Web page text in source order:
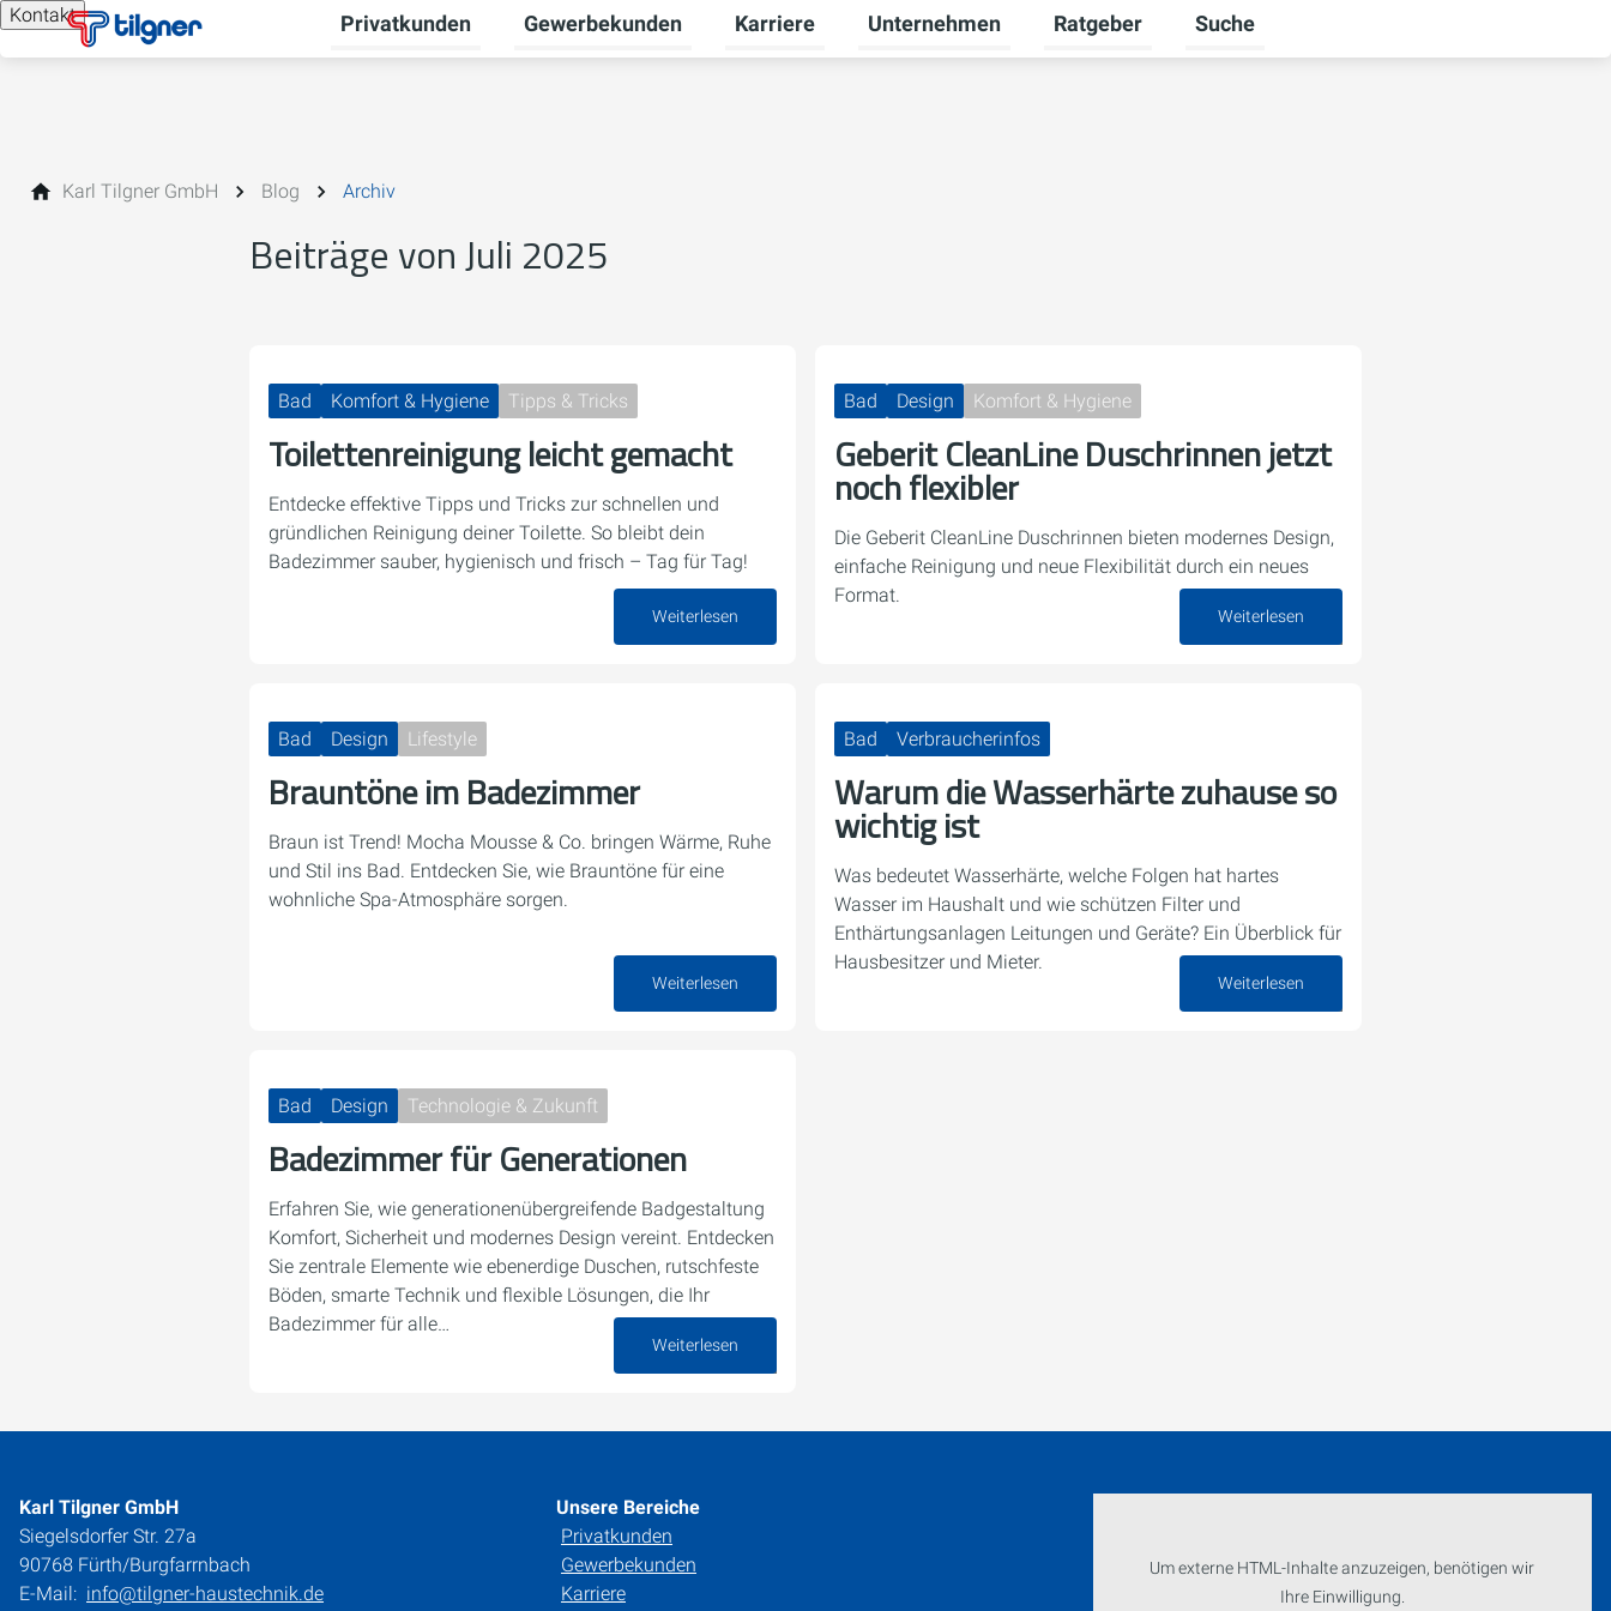
Kontakt Privatkunden
Untermenü für Privatkunden umschalten
Gewerbekunden
Untermenü für Gewerbekunden umschalten
Karriere
Untermenü für Karriere umschalten
Unternehmen
Untermenü für Unternehmen umschalten
Ratgeber
Untermenü für Ratgeber umschalten
Suche
Karl Tilgner GmbH Blog Archiv
Beiträge von Juli 2025
Bad Komfort & Hygiene Tipps & Tricks
Toilettenreinigung leicht gemacht
Entdecke effektive Tipps und Tricks zur schnellen und
gründlichen Reinigung deiner Toilette. So bleibt dein
Badezimmer sauber, hygienisch und frisch – Tag für Tag!
30. Juli 2025
Weiterlesen
Bad Design Komfort & Hygiene
Geberit CleanLine Duschrinnen jetzt
noch flexibler
Die Geberit CleanLine Duschrinnen bieten modernes Design,
einfache Reinigung und neue Flexibilität durch ein neues
Format.
Weiterlesen
Bad Design Lifestyle
Brauntöne im Badezimmer
Braun ist Trend! Mocha Mousse & Co. bringen Wärme, Ruhe
und Stil ins Bad. Entdecken Sie, wie Brauntöne für eine
wohnliche Spa-Atmosphäre sorgen.
Weiterlesen
Bad Verbraucherinfos
Warum die Wasserhärte zuhause so
wichtig ist
Was bedeutet Wasserhärte, welche Folgen hat hartes
Wasser im Haushalt und wie schützen Filter und
Enthärtungsanlagen Leitungen und Geräte? Ein Überblick für
Hausbesitzer und Mieter.
Weiterlesen
Bad Design Technologie & Zukunft
Badezimmer für Generationen
Erfahren Sie, wie generationenübergreifende Badgestaltung
Komfort, Sicherheit und modernes Design vereint. Entdecken
Sie zentrale Elemente wie ebenerdige Duschen, rutschfeste
Böden, smarte Technik und flexible Lösungen, die Ihr
Badezimmer für alle…
Weiterlesen
Karl Tilgner GmbH
Siegelsdorfer Str. 27a
90768 Fürth/Burgfarrnbach
E-Mail: info@tilgner-haustechnik.de
Unsere Bereiche
Privatkunden
Gewerbekunden
Karriere
Um externe HTML-Inhalte anzuzeigen, benötigen wir
Ihre Einwilligung.